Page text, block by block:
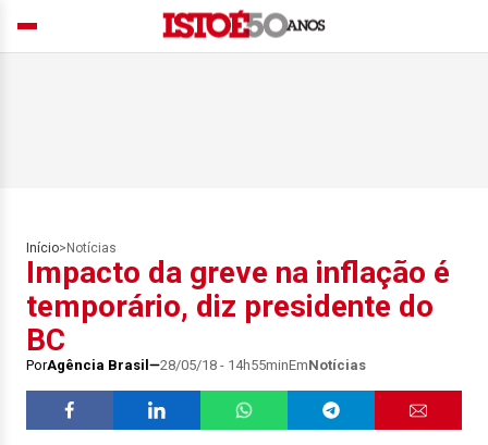
Início> Notícias
Impacto da greve na inflação é
temporário, diz presidente do
BC
PorAgência Brasil 28/05/18 - 14h55minEmNotícias